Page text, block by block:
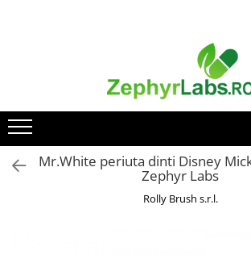
Alimentatie sanatoasa
Alimente
Dieta
Imunitate
Ceaiuri
Altele-Alimentatie sanatoasa
Mr.White periuta dinti Disney
Zephyr Labs
Rolly Brush s.r.l.